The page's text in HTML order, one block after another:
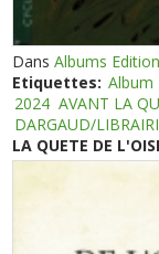
DansAlbums
Etiquettes: Album
2024 AVANT LA
DARGAUD/
LA QUETE DE